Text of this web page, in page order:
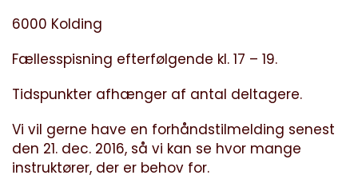
6000 Kolding
Fællesspisning efterfølgende kl. 17 – 19.
Tidspunkter afhænger af antal deltagere.
Vi vil gerne have en forhåndstilmelding senest
den 21. dec. 2016, så vi kan se hvor mange
instruktører, der er behov for.